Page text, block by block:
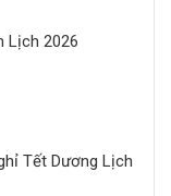
Lịch 2026
Tết Dương Lịch